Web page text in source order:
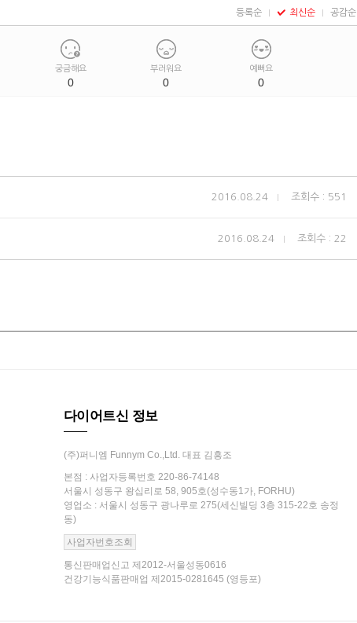
등록순 최신순 공감순
궁금해요
0
부러워요
0
예뻐요
0
2016.08.24 조회수 : 551
2016.08.24 조회수 : 22
다이어트신 정보
(주)퍼니엠 Funnym Co.,Ltd. 대표 김흥조
본점 : 사업자등록번호 220-86-74148
서울시 성동구 왕십리로 58, 905호(성수동1가, FORHU)
영업소 : 서울시 성동구 광나루로 275(세신빌딩 3층 315-22호 송정
동)
사업자번호조회
통신판매업신고 제2012-서울성동0616
건강기능식품판매업 제2015-0281645 (영등포)